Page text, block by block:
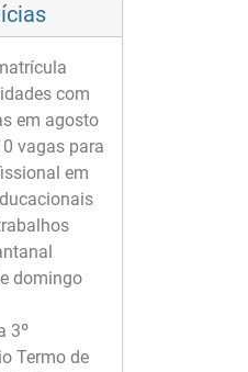
com
em agosto
vagas para
em
domingo
3º
Termo de